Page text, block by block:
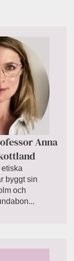
Anna
byggt sin
och